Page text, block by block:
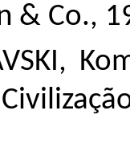
& Co.,